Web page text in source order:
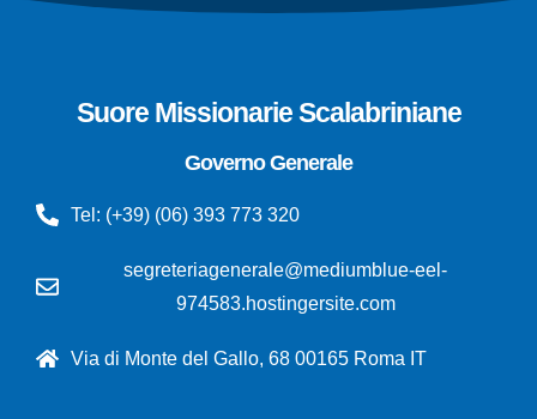
Suore Missionarie Scalabriniane
Governo Generale
Tel: (+39) (06) 393 773 320
segreteriagenerale@mediumblue-eel-
974583.hostingersite.com
Via di Monte del Gallo, 68 00165 Roma IT